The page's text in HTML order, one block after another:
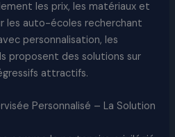
les prix, les matériaux et
les auto-écoles recherchant
personnalisation, les
proposent des solutions sur
attractifs.
Personnalisé – La Solution